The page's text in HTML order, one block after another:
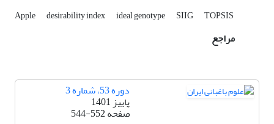
Apple desirability index ideal genotype SIIG TOPSIS‎
مراجع
دوره 53، شماره 3
پاییز 1401
صفحه544-552